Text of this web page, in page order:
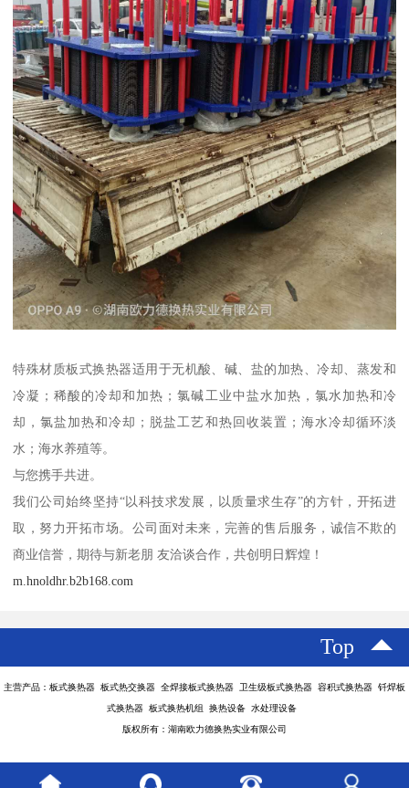
特殊材质板式换热器适用于无机酸、碱、盐的加热、冷却、蒸发和
冷凝；稀酸的冷却和加热；氯碱工业中盐水加热，氯水加热和冷
却，氯盐加热和冷却；脱盐工艺和热回收装置；海水冷却循环淡
水；海水养殖等。
与您携手共进。
我们公司始终坚持“以科技求发展，以质量求生存”的方针，开拓进
取，努力开拓市场。公司面对未来，完善的售后服务，诚信不欺的
商业信誉，期待与新老朋 友洽谈合作，共创明日辉煌！
m.hnoldhr.b2b168.com
Top
主营产品：板式换热器 板式热交换器 全焊接板式换热器 卫生级板式换热器 容积式换热器 钎焊板
式换热器 板式换热机组 换热设备 水处理设备
版权所有：湖南欧力德换热实业有限公司